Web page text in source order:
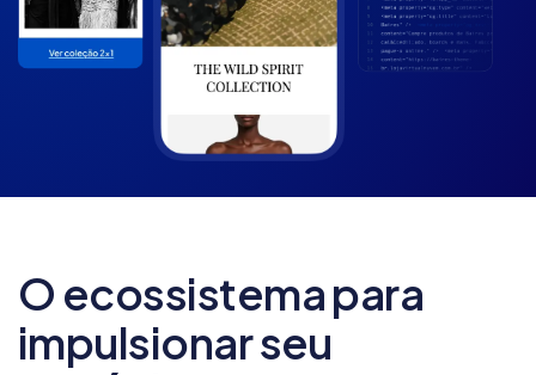
O ecossistema para
impulsionar seu